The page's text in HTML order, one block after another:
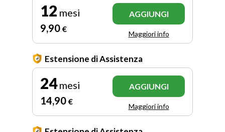
12 mesi
9,90 €
AGGIUNGI
Maggiori info
Estensione di Assistenza
24mesi
14,90 €
AGGIUNGI
Maggiori info